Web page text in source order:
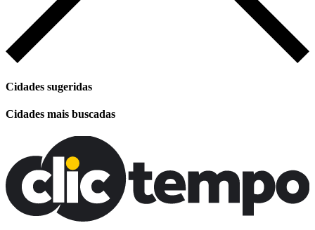
Cidades sugeridas
Cidades mais buscadas